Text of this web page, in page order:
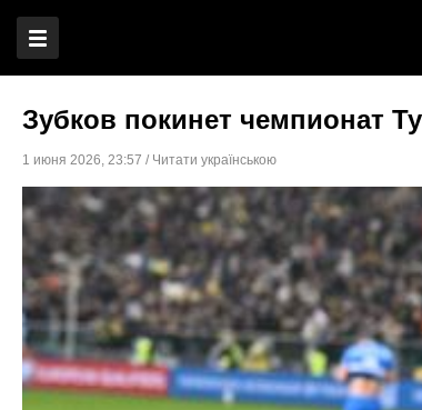
Зубков покинет чемпионат
1 июня 2026, 23:57 / Читати українською